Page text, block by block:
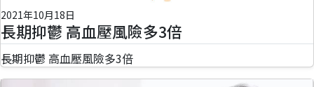
2021年10月18日
長期抑鬱 高血壓風險多3倍
長期抑鬱 高血壓風險多3倍